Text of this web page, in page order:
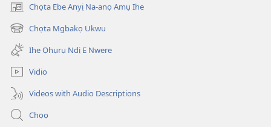
Chọta Ebe Anyị Na-anọ Amụ Ihe
(ga-
emepere
gị
ebe
ọzọ
ị
anọ
gụọ
ya)
Chọta Mgbakọ Ukwu
(ga-
emepere
gị
ebe
ọzọ
ị
ga-
anọ
Ihe Ọhụrụ Ndị E Nwere
Vidio
Videos with Audio Descriptions
Chọọ